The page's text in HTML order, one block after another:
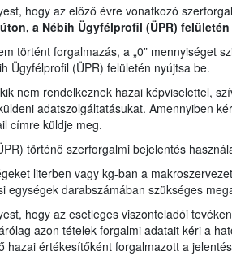
hogy az előző évre vonatkozó
, a Nébih Ügyfélprofil (ÜPR)
történt forgalmazás, a „0” mennyiséget
Ügyfélprofil (ÜPR) felületén nyújtsa be.
nem rendelkeznek hazai képviselettel,
adatszolgáltatásukat. Amennyiben
címre küldje meg.
történő szerforgalmi bejelentés
literben vagy kg-ban a
egységek darabszámában szükséges
hogy az esetleges viszonteladói
azon tételek forgalmi adatait kéri a
hazai értékesítőként forgalmazott a